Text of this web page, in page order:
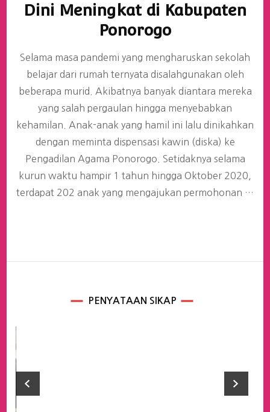
Dini Meningkat di Kabupaten
Ponorogo
Selama masa pandemi yang mengharuskan sekolah
belajar dari rumah ternyata disalahgunakan oleh
beberapa murid. Akibatnya banyak diantara mereka
yang salah pergaulan hingga menyebabkan
kehamilan. Anak-anak yang hamil ini lalu dinikahkan
dengan meminta dispensasi kawin (diska) ke
Pengadilan Agama Ponorogo. Setidaknya selama
kurun waktu hampir 1 tahun hingga Oktober 2020,
terdapat 202 anak yang mengajukan permohonan …
PENYATAAN SIKAP